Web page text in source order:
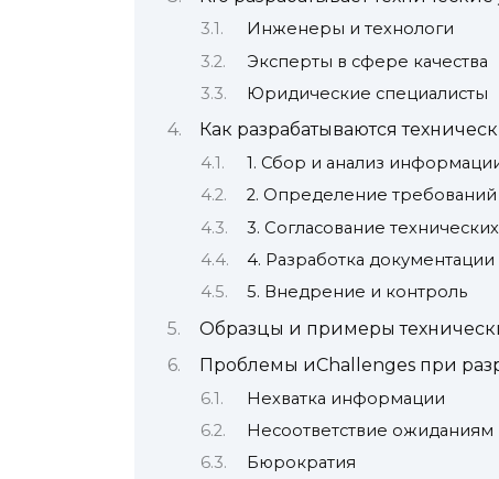
Инженеры и технологи
Эксперты в сфере качества
Юридические специалисты
Как разрабатываются
1. Сбор и анализ
2. Определение требований
3. Согласование
4. Разработка документации
5. Внедрение и контроль
Образцы и примеры
Проблемы иChallenges при
Нехватка информации
Несоответствие ожиданиям
Бюрократия